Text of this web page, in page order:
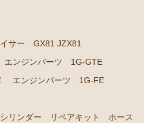
）
ヤー類
サー GX81 JZX81
エンジンパーツ 1G-GTE
エンジンパーツ 1G-FE
シリンダー リペアキット ホース